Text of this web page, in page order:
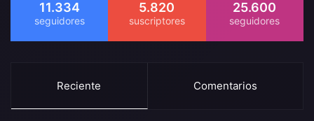
11.334 5.820 25.600
Reciente Comentarios